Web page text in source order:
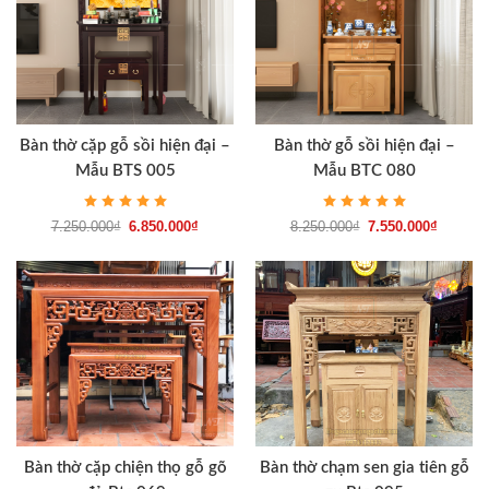
cao cấp chống ẩm, chống trầy và giữ màu bền bỉ.
Bàn thờ cặp gỗ sồi hiện đại –
Mẫu BTS 005
7.250.000₫ 6.850.000₫
Bàn thờ gỗ sồi hiện đại –
Mẫu BTC 080
8.250.000₫ 7.550.000₫
Bàn thờ cặp chiện thọ gỗ gõ
Bàn thờ chạm sen gia tiên gỗ